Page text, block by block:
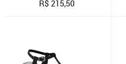
R$215,50